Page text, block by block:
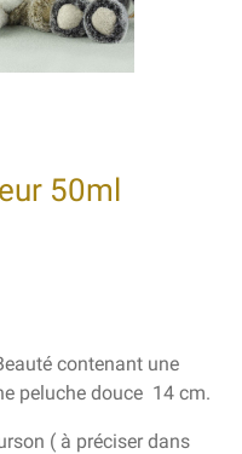
50ml
contenant une
peluche douce 14 cm.
( à préciser dans